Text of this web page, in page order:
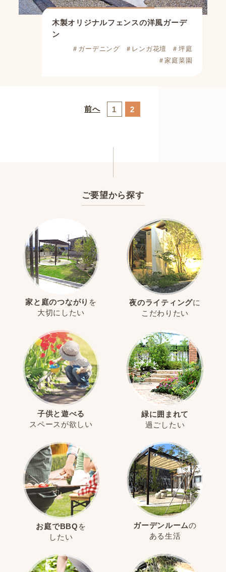
木製オリジナルフェンスの洋風ガーデ
ン
＃ガーデニング ＃レンガ花壇
＃坪庭
＃家庭菜園
前へ 1 2
ご要望から探す
家と庭のつながり を
大切にしたい
夜のライティングに
こだわりたい
子供と遊べる
スペースが欲しい
緑に囲まれて
過ごしたい
お庭でBBQ を
したい
ガーデンルームの
ある生活